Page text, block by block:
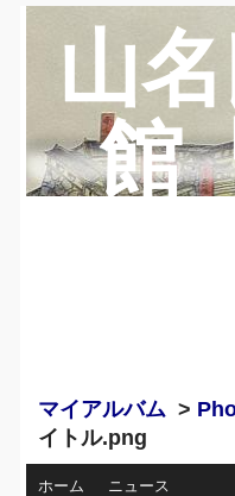
山
館
マイアルバム >
イトル.png
ホーム ニュース